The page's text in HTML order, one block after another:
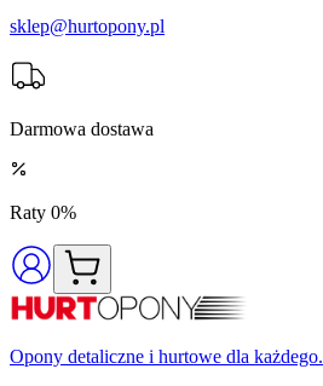
sklep@hurtopony.pl
Darmowa dostawa
Raty 0%
Opony detaliczne i hurtowe dla każdego.